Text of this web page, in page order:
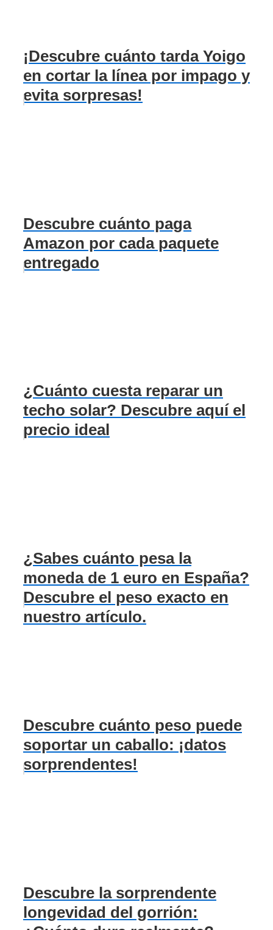
¡Descubre cuánto tarda Yoigo
en cortar la línea por impago y
evita sorpresas!
Descubre cuánto paga
Amazon por cada paquete
entregado
¿Cuánto cuesta reparar un
techo solar? Descubre aquí el
precio ideal
¿Sabes cuánto pesa la
moneda de 1 euro en España?
Descubre el peso exacto en
nuestro artículo.
Descubre cuánto peso puede
soportar un caballo: ¡datos
sorprendentes!
Descubre la sorprendente
longevidad del gorrión: